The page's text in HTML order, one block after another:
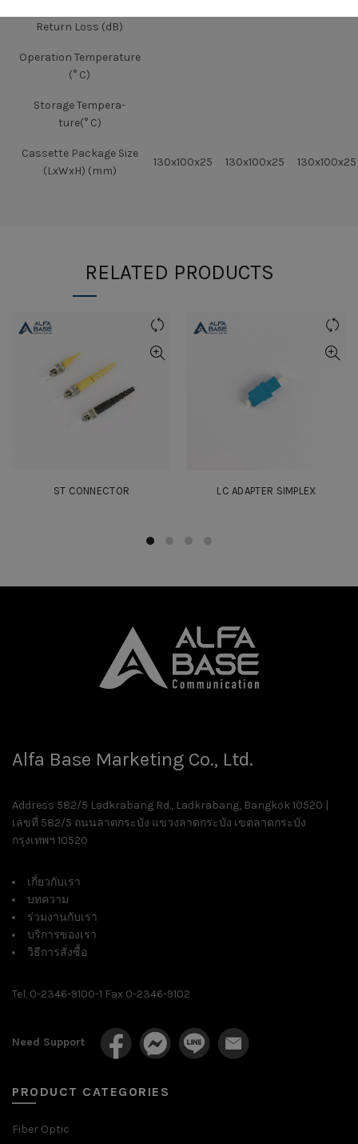
Return Loss (dB)
Operation Temperature
(° C)
Storage Tempera-
ture(° C)
Cassette Package Size
(LxWxH) (mm)
130x100x25 130x100x25 130x100x25
RELATED PRODUCTS
ST CONNECTOR LC ADAPTER SIMPLEX
Alfa Base Marketing Co., Ltd.
Address 582/5 Ladkrabang Rd., Ladkrabang, Bangkok 10520 |
เลขที่ 582/5 ถนนลาดกระบัง แขวงลาดกระบัง เขตลาดกระบัง
กรุงเทพฯ 10520
เกี่ยวกับเรา
บทความ
ร่วมงานกับเรา
บริการของเรา
วิธีการสั่งซื้อ
Tel. 0-2346-9100-1 Fax 0-2346-9102
Need Support
PRODUCT CATEGORIES
Fiber Optic